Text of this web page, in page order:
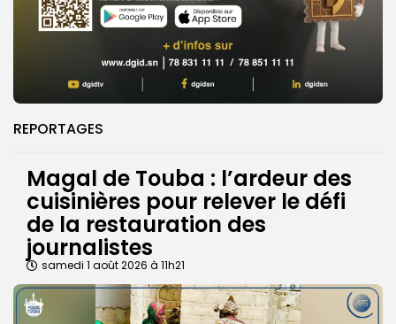
REPORTAGES
Magal de Touba : l’ardeur des
cuisinières pour relever le défi
de la restauration des
journalistes
samedi 1 août 2026 à 11h21